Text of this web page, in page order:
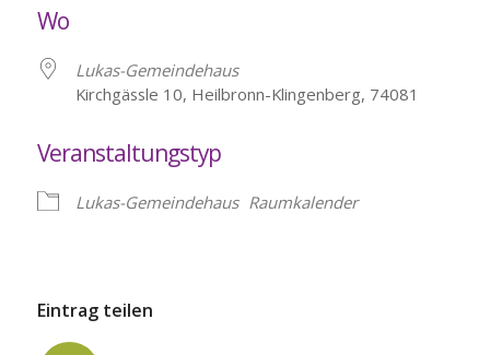
Wo
Lukas-Gemeindehaus
Kirchgässle 10, Heilbronn-Klingenberg, 74081
Veranstaltungstyp
Lukas-Gemeindehaus Raumkalender
Eintrag teilen